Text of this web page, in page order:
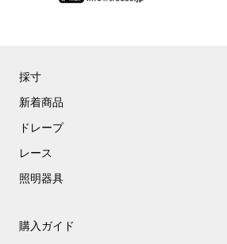
採寸
新着商品
ドレープ
レース
照明器具
購入ガイド